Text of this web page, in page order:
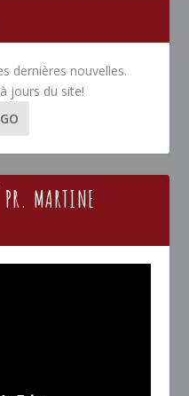
dernières nouvelles.
jours du site!
MARTINE